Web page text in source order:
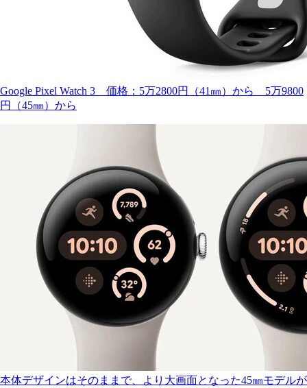
Google Pixel Watch 3 価格：5万2800円（41㎜）から 5万9800
円（45㎜）から
本体デザインはそのままで、より大画面となった45㎜モデルが